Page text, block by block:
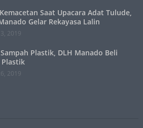
Saat Upacara Adat Tulude,
Gelar Rekayasa Lalin
2019
Plastik, DLH Manado Beli
Plastik
2019